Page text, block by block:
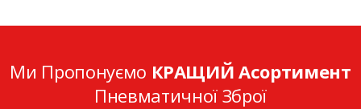
Ми Пропонуємо КРАЩИЙ Асортимент
Пневматичної Зброї